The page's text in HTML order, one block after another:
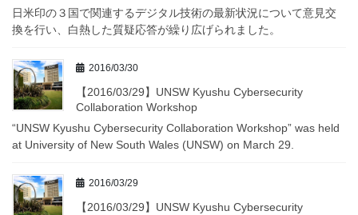
日米印の３国で関連するデジタル技術の最新状況について意見交
換を行い、白熱した質疑応答が繰り広げられました。
2016/03/30
【2016/03/29】UNSW Kyushu Cybersecurity
Collaboration Workshop
“UNSW Kyushu Cybersecurity Collaboration Workshop” was held
at University of New South Wales (UNSW) on March 29.
2016/03/29
【2016/03/29】UNSW Kyushu Cybersecurity